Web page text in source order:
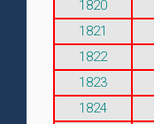
1820
1821
1822
1823
1824